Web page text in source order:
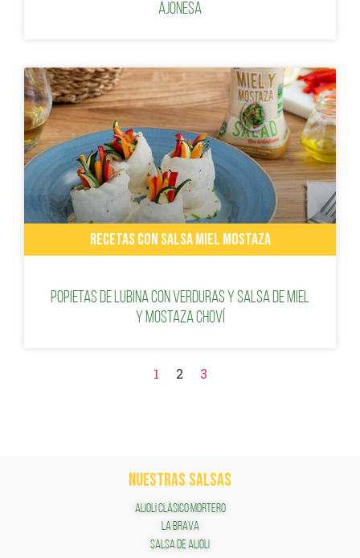
Ajonesa
RECETAS CON SALSA MIEL MOSTAZA
Popietas de lubina con verduras y Salsa de Miel
y Mostaza Choví
1 2 3
NUESTRAS SALSAS
ALIOLI CLÁSICO MORTERO
LA BRAVA
SALSA DE ALIOLI